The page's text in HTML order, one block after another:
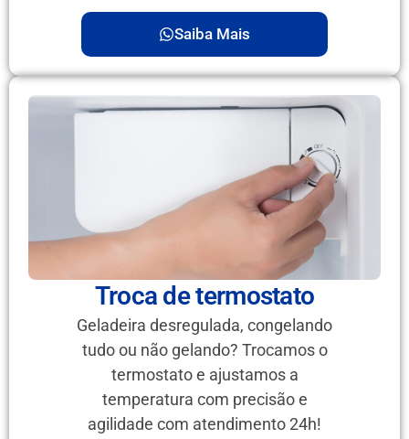
Saiba Mais
Troca de termostato
Geladeira desregulada, congelando
tudo ou não gelando? Trocamos o
termostato e ajustamos a
temperatura com precisão e
agilidade com atendimento 24h!